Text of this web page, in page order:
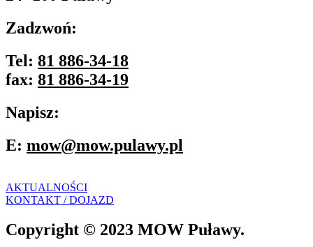
Zadzwoń:
Tel: 81 886-34-18
fax: 81 886-34-19
Napisz:
E: mow@mow.pulawy.pl
AKTUALNOŚCI
KONTAKT / DOJAZD
Copyright © 2023 MOW Puławy.